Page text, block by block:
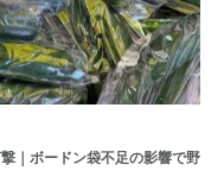
｜ボードン袋不⾜の影響で野